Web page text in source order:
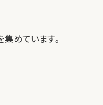
めています。